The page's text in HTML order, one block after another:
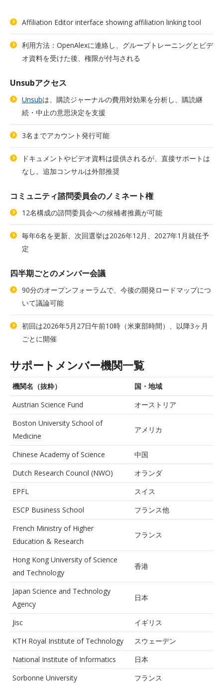
Affiliation Editor interface showing affiliation linking tool
利用方法：OpenAlexに連絡し、グループトレーニングとビデ
オ資料を受けた後、権限が付与される
Unsubアクセス
Unsubは、購読ジャーナルの費用対効果を分析し、購読継
続・中止の意思決定を支援
3名までアカウント発行可能
ドキュメントやビデオ資料は提供されるが、直接サポートは
なし。追加コンサルは外部推奨
コミュニティ諮問委員会のノミネート権
12名構成の諮問委員会への候補者推薦が可能
毎年6名を更新、次回選挙は2026年12月、2027年1月就任予
定
四半期ごとのメンバー会議
90分のオープンフォーラムで、今後の開発ロードマップにつ
いて議論可能
初回は2026年5月27日午前10時（米東部時間）、以降3ヶ月
ごとに開催
サポートメンバー機関一覧
機関名（抜粋）
国・地域
Austrian Science Fund
オーストリア
Boston University School of
Medicine
アメリカ
Chinese Academy of Science
中国
Dutch Research Council (NWO)
オランダ
EPFL
スイス
ESCP Business School
フランス他
French Ministry of Higher
Education & Research
フランス
Hong Kong University of Science
and Technology
香港
Japan Science and Technology
Agency
日本
Jisc
イギリス
KTH Royal Institute of Technology
スウェーデン
National Institute of Informatics
日本
Sorbonne University
フランス